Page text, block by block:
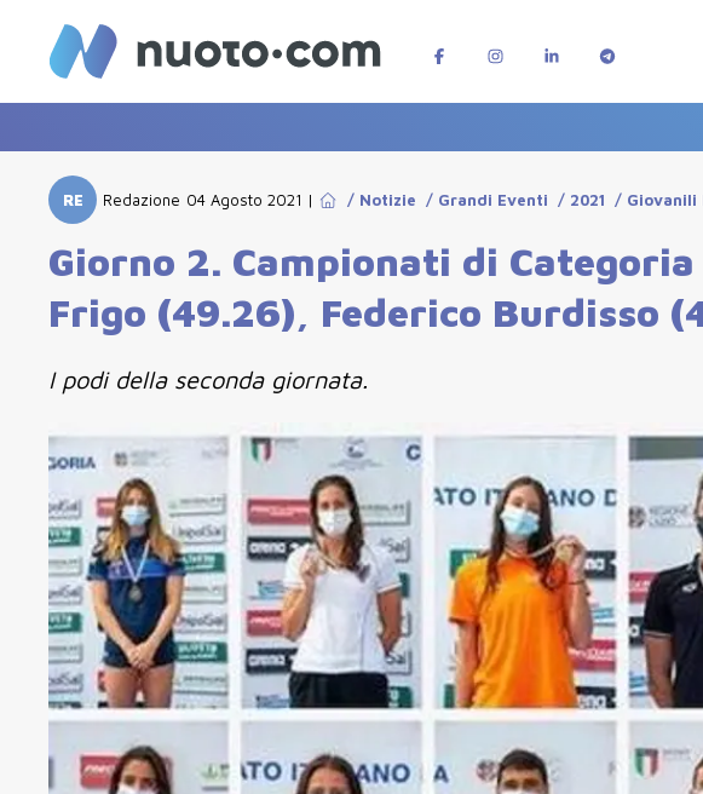
RE Redazione 04 Agosto 2021 | / Notizie / Grandi Eventi / 2021 / Giovanili
Giorno 2. Campionati di
Frigo (49.26), Federico Burdisso
I podi della seconda giornata.